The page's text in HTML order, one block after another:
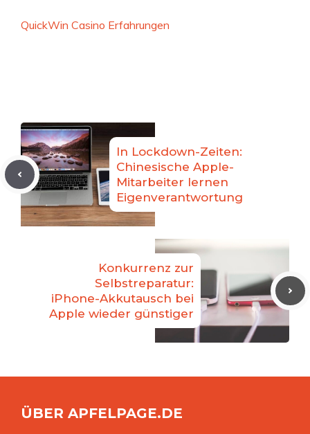
QuickWin Casino Erfahrungen
In Lockdown-Zeiten:
Chinesische Apple-
Mitarbeiter lernen
Eigenverantwortung
Konkurrenz zur
Selbstreparatur:
iPhone-Akkutausch bei
Apple wieder günstiger
ÜBER APFELPAGE.DE